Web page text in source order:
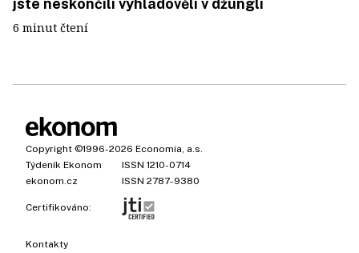
6 minut čtení
Copyright ©1996-2026 Economia, a.s.
Týdeník Ekonom
ISSN 1210-0714
ekonom.cz
ISSN 2787-9380
Certifikováno:
Kontakty